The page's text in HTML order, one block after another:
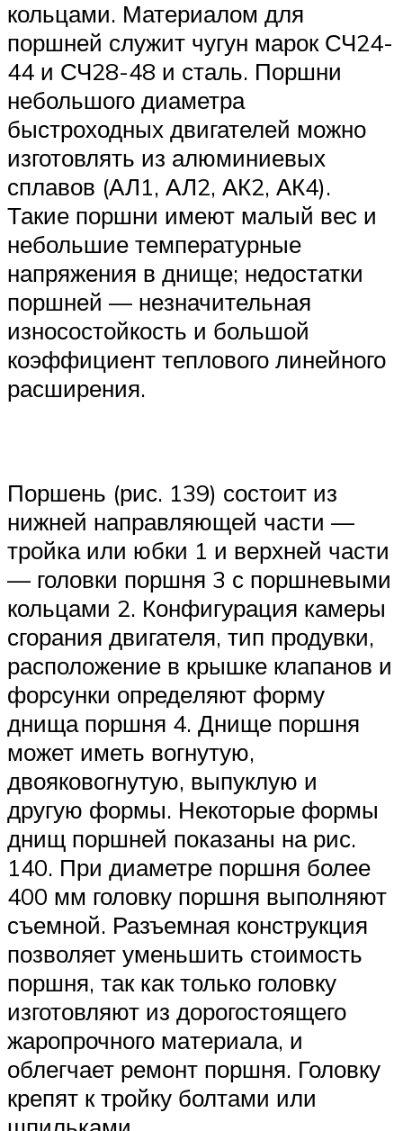
кольцами. Материалом для
поршней служит чугун марок СЧ24-
44 и СЧ28-48 и сталь. Поршни
небольшого диаметра
быстроходных двигателей можно
изготовлять из алюминиевых
сплавов (АЛ1, АЛ2, АК2, АК4).
Такие поршни имеют малый вес и
небольшие температурные
напряжения в днище; недостатки
поршней — не­значительная
износостойкость и большой
коэффициент теплового линейного
расширения.
Поршень (рис. 139) состоит из
нижней направляющей части —
тройка или юбки 1 и верхней части
— головки поршня 3 с поршне­выми
кольцами 2. Конфигурация камеры
сгорания двигателя, тип продувки,
расположение в крышке клапанов и
форсунки опреде­ляют форму
днища поршня 4. Днище поршня
может иметь вогну­тую,
двояковогнутую, выпуклую и
другую формы. Некоторые формы
днищ поршней показаны на рис.
140. При диаметре поршня более
400 мм головку поршня выполняют
съемной. Разъемная конструкция
позволяет уменьшить стоимость
поршня, так как только головку
изготовляют из дорогостоящего
жаропрочного ма­териала, и
облегчает ремонт поршня. Головку
крепят к тройку болтами или